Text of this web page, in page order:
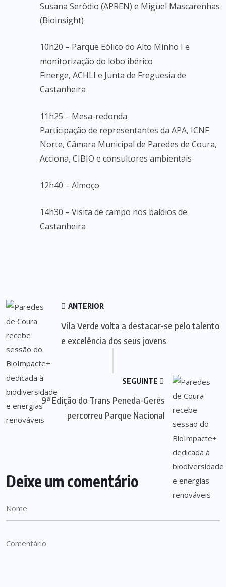
Susana Serôdio (APREN) e Miguel Mascarenhas
(Bioinsight)
10h20 – Parque Eólico do Alto Minho I e
monitorização do lobo ibérico
Finerge, ACHLI e Junta de Freguesia de
Castanheira
11h25 – Mesa-redonda
Participação de representantes da APA, ICNF
Norte, Câmara Municipal de Paredes de Coura,
Acciona, CIBIO e consultores ambientais
12h40 – Almoço
14h30 – Visita de campo nos baldios de
Castanheira
ANTERIOR
Vila Verde volta a destacar-se pelo talento
e excelência dos seus jovens
SEGUINTE
9ª Edição do Trans Peneda-Gerês
percorreu Parque Nacional
Deixe um comentário